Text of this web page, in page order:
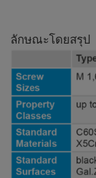
ลักษณะโดยสรุป